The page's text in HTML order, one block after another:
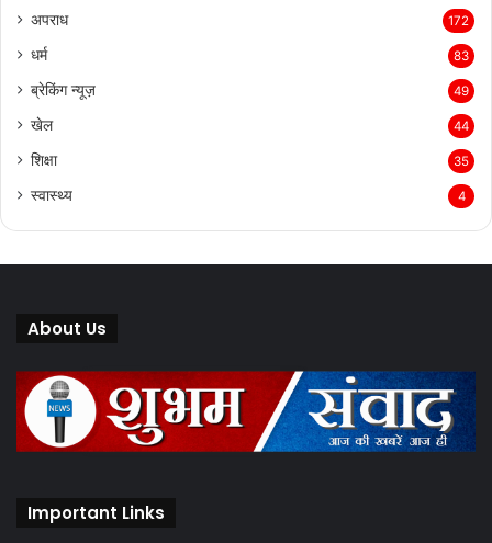
अपराध 172
धर्म 83
ब्रेकिंग न्यूज़ 49
खेल 44
शिक्षा 35
स्वास्थ्य 4
About Us
Important Links